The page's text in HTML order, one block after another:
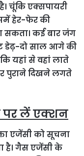
चूंकि एक्सपायरी
हेर-फेर की
सकता। कई बार जंग
डेढ़-दो साल आगे की
यहां से वहां लाते
पुराने दिखने लगते
पर लें एक्शन
एजेंसी को सूचना
है। गैस एजेंसी के